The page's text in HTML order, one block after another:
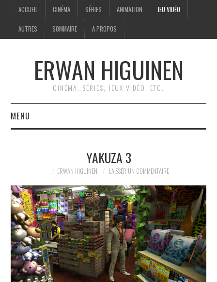
ACCUEIL CINÉMA SÉRIES ANIMATION JEU VIDÉO
AUTRES SOMMAIRE A PROPOS
ERWAN HIGUINEN
CINÉMA, SÉRIES, JEUX VIDÉO, ETC.
MENU
SÉRIES
ANIMATION
JEU VIDÉO
AUTRES
YAKUZA 3
ERWAN HIGUINEN LAISSER UN COMMENTAIRE